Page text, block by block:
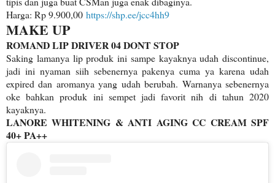
Harga: Rp 9.900,00 https://shp.ee/jcc4hh9
MAKE UP
ROMAND LIP DRIVER 04 DONT STOP
Saking lamanya lip produk ini sampe kayaknya udah discontinue,
jadi ini nyaman siih sebenernya pakenya cuma ya karena udah
expired dan aromanya yang udah berubah. Warnanya sebenernya
oke bahkan produk ini sempet jadi favorit nih di tahun 2020
kayaknya.
LANORE WHITENING & ANTI AGING CC CREAM SPF
40+ PA++